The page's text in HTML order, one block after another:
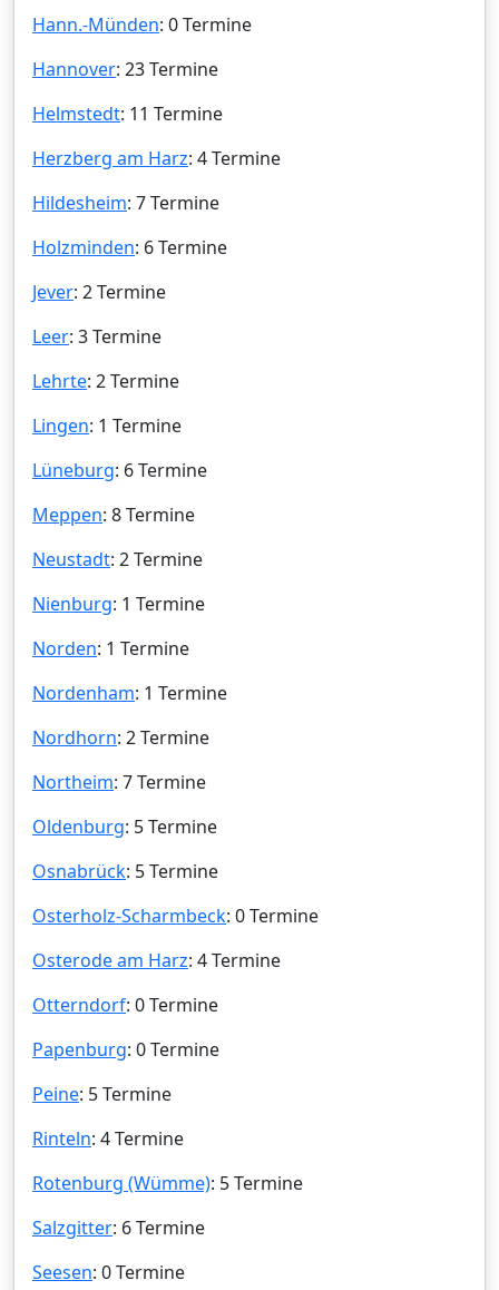
Hann.-Münden: 0 Termine
Hannover: 23 Termine
Helmstedt: 11 Termine
Herzberg am Harz: 4 Termine
Hildesheim: 7 Termine
Holzminden: 6 Termine
Jever: 2 Termine
Leer: 3 Termine
Lehrte: 2 Termine
Lingen: 1 Termine
Lüneburg: 6 Termine
Meppen: 8 Termine
Neustadt: 2 Termine
Nienburg: 1 Termine
Norden: 1 Termine
Nordenham: 1 Termine
Nordhorn: 2 Termine
Northeim: 7 Termine
Oldenburg: 5 Termine
Osnabrück: 5 Termine
Osterholz-Scharmbeck: 0 Termine
Osterode am Harz: 4 Termine
Otterndorf: 0 Termine
Papenburg: 0 Termine
Peine: 5 Termine
Rinteln: 4 Termine
Rotenburg (Wümme): 5 Termine
Salzgitter: 6 Termine
Seesen: 0 Termine